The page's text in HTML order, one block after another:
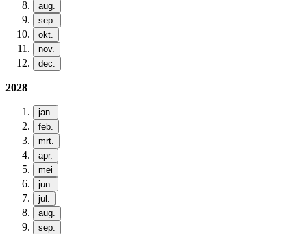
aug.
sep.
okt.
nov.
dec.
2028
jan.
feb.
mrt.
apr.
mei
jun.
jul.
aug.
sep.